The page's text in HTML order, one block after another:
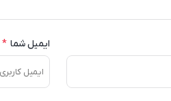
ایمیل شما *